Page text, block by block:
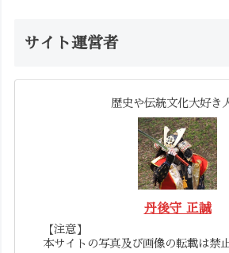
サイト運営者
歴史や伝統文化大好き
丹後守 正誠
【注意】
本サイトの写真及び画像の転載は禁止